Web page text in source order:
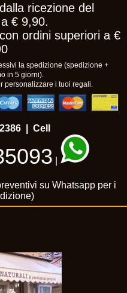
ricezione del
€ 9,90.
ordini superiori a €
la spedizione (spedizione +
in 5 giorni).
personalizzare i tuoi regali.
| Cell
su Whatsapp per i